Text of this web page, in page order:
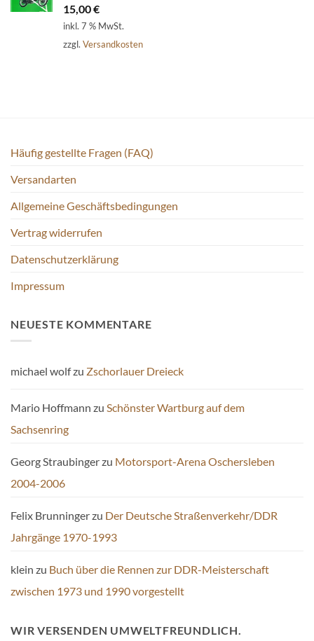
15,00€
inkl. 7 % MwSt.
zzgl. Versandkosten
Häufig gestellte Fragen (FAQ)
Versandarten
Allgemeine Geschäftsbedingungen
Vertrag widerrufen
Datenschutzerklärung
Impressum
NEUESTE KOMMENTARE
michael wolfzu Zschorlauer Dreieck
Mario Hoffmann zu Schönster Wartburg auf dem
Sachsenring
Georg Straubingerzu Motorsport-Arena Oschersleben
2004-2006
Felix Brunningerzu Der Deutsche Straßenverkehr/DDR
Jahrgänge 1970-1993
klein zu Buch über die Rennen zur DDR-Meisterschaft
zwischen 1973 und 1990 vorgestellt
WIR VERSENDEN UMWELTFREUNDLICH.